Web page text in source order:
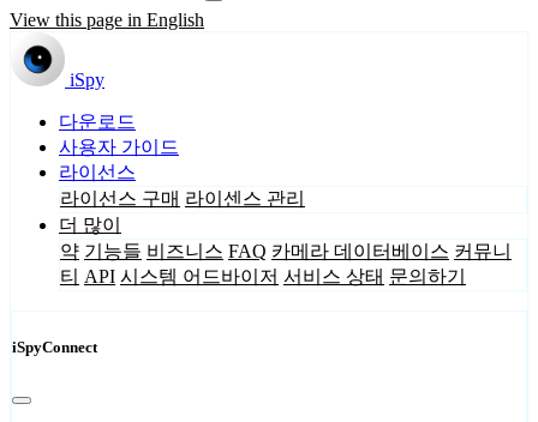
View this page in English
iSpy
다운로드
사용자 가이드
라이선스
라이선스 구매 라이센스 관리
더 많이
약 기능들 비즈니스 FAQ 카메라 데이터베이스 커뮤니
티 API 시스템 어드바이저 서비스 상태 문의하기
iSpyConnect